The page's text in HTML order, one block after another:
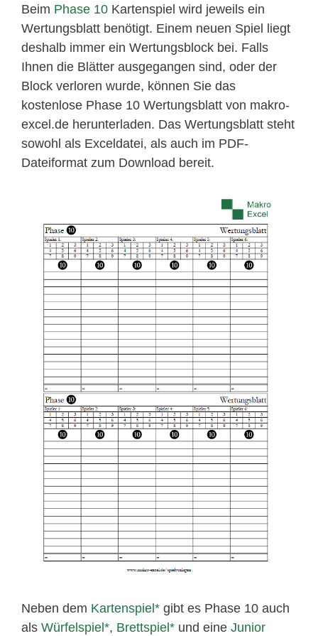
Beim Phase 10 Kartenspiel wird jeweils ein
Wertungsblatt benötigt. Einem neuen Spiel liegt
deshalb immer ein Wertungsblock bei. Falls
Ihnen die Blätter ausgegangen sind, oder der
Block verloren wurde, können Sie das
kostenlose Phase 10 Wertungsblatt von makro-
excel.de herunterladen. Das Wertungsblatt steht
sowohl als Exceldatei, als auch im PDF-
Dateiformat zum Download bereit.
Neben dem Kartenspiel
gibt es Phase 10 auch
als Würfelspiel , Brettspiel und eine Junior